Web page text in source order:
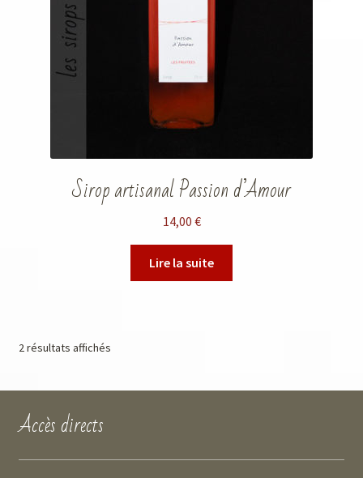
Sirop artisanal Passion d’Amour
14,00 €
Lire la suite
2 résultats affichés
Accès directs